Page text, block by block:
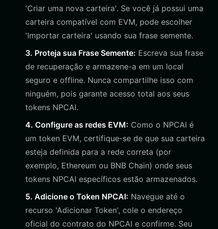
'Criar uma nova carteira'. Se você já possui uma
carteira compatível com EVM, pode escolher
'Importar carteira' usando sua frase semente.
3. Proteja sua Frase Semente: Escreva sua frase
de recuperação e armazene-a em um local
seguro e offline. Nunca compartilhe isso com
ninguém, pois garante acesso total aos seus
tokens NPCAI.
4. Configure as redes EVM: Como o NPCAI é
um token EVM, certifique-se de que sua carteira
esteja definida para a rede correta (por
exemplo, Ethereum ou BNB Chain) onde seus
tokens NPCAI específicos estão armazenados.
5. Adicione o Token NPCAI: Navegue até o
recurso 'Adicionar Token', cole o endereço
oficial do contrato do NPCAI e confirme. Seu